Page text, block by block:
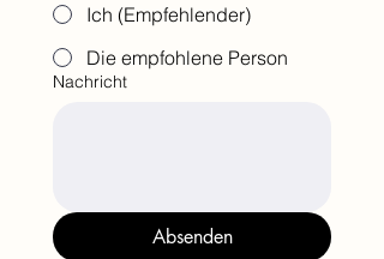
Ich (Empfehlender)
Die empfohlene Person
Nachricht
Absenden